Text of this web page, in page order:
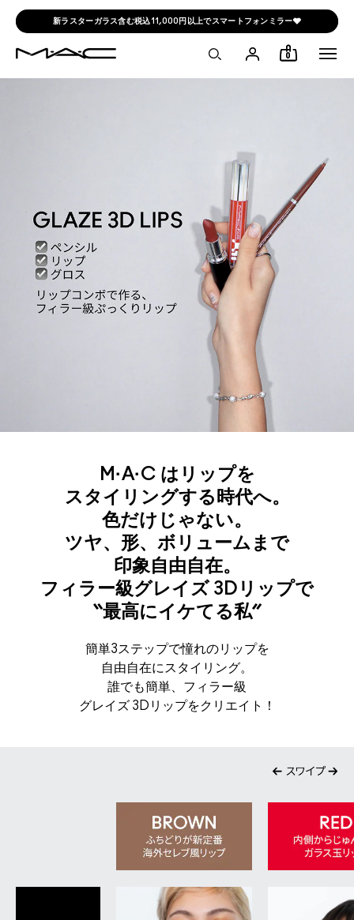
新ラスターガラス含む税込11,000円以上でスマートフォンミラー🩶
0
M·A·C はリップを
スタイリングする時代へ。
色だけじゃない。
ツヤ、形、ボリュームまで
印象自由自在。
フィラー級グレイズ 3Dリップで
“最高にイケてる私”
簡単3ステップで憧れのリップを
自由自在にスタイリング。
誰でも簡単、フィラー級
グレイズ 3Dリップをクリエイト！